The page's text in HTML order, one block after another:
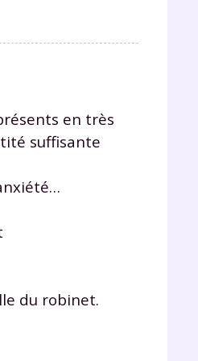
en très
suffisante
du robinet.